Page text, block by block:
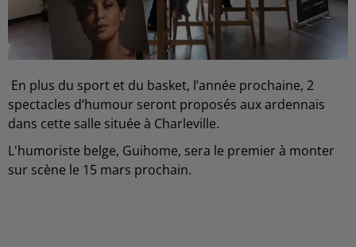
En plus du sport et du basket, l’année prochaine, 2
spectacles d’humour seront proposés aux ardennais
dans cette salle située à Charleville.
L'humoriste belge, Guihome, sera le premier à monter
sur scène le 15 mars prochain.